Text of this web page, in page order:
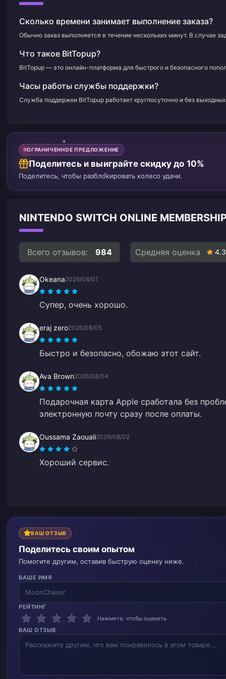
Сколько времени занимает выполнение заказа?
Обычно заказ выполняется в течение нескольких минут. В случае
Что такое BitTopup?
BitTopup — это онлайн-платформа для быстрого и безопасного
Часы работы службы поддержки?
Служба поддержки BitTopup работает круглосуточно и без
ОГРАНИЧЕННОЕ ПРЕДЛОЖЕНИЕ
Поделитесь и выиграйте скидку до 10%
Поделитесь, чтобы разблокировать колесо удачи.
NINTENDO SWITCH ONLINE
Всего отзывов: 984 Средняя оценка 4.3
Okeana2026/08/01
Супер, очень хорошо.
eraj zero2026/08/05
Быстро и безопасно, обожаю этот сайт.
Ava Brown2026/08/04
Подарочная карта Apple сработала без
электронную почту сразу после оплаты.
Oussama Zaouali2026/08/02
Хороший сервис.
ВАШ ОТЗЫВ
Поделитесь своим опытом
Помогите другим, оставив быструю оценку ниже.
ВАШЕ ИМЯ
РЕЙТИНГ
Нажмите, чтобы оценить
ВАШ ОТЗЫВ